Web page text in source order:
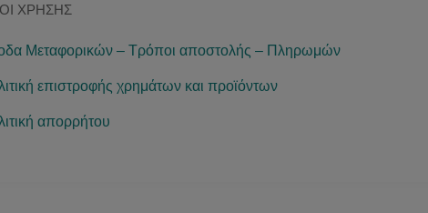
ΧΡΉΣΗΣ
Μεταφορικών – Τρόποι αποστολής – Πληρωμών
επιστροφής χρημάτων και προϊόντων
απορρήτου